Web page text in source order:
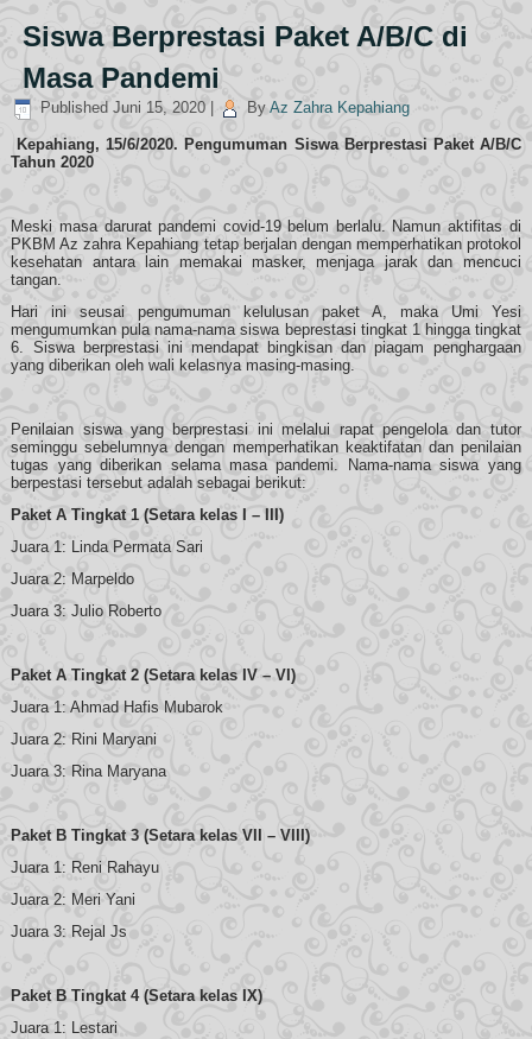
Siswa Berprestasi Paket A/B/C di
Masa Pandemi
Published Juni 15, 2020 By Az Zahra Kepahiang
Kepahiang, 15/6/2020. Pengumuman Siswa Berprestasi Paket A/B/C
Tahun 2020
Meski masa darurat pandemi covid-19 belum berlalu. Namun aktifitas di
PKBM Az zahra Kepahiang tetap berjalan dengan memperhatikan protokol
kesehatan antara lain memakai masker, menjaga jarak dan mencuci
tangan.
Hari ini seusai pengumuman kelulusan paket A, maka Umi Yesi
mengumumkan pula nama-nama siswa beprestasi tingkat 1 hingga tingkat
6. Siswa berprestasi ini mendapat bingkisan dan piagam penghargaan
yang diberikan oleh wali kelasnya masing-masing.
Penilaian siswa yang berprestasi ini melalui rapat pengelola dan tutor
seminggu sebelumnya dengan memperhatikan keaktifatan dan penilaian
tugas yang diberikan selama masa pandemi. Nama-nama siswa yang
berpestasi tersebut adalah sebagai berikut:
Paket A Tingkat 1 (Setara kelas I – III)
Juara 1: Linda Permata Sari
Juara 2: Marpeldo
Juara 3: Julio Roberto
Paket A Tingkat 2 (Setara kelas IV – VI)
Juara 1: Ahmad Hafis Mubarok
Juara 2: Rini Maryani
Juara 3: Rina Maryana
Paket B Tingkat 3 (Setara kelas VII – VIII)
Juara 1: Reni Rahayu
Juara 2: Meri Yani
Juara 3: Rejal Js
Paket B Tingkat 4 (Setara kelas IX)
Juara 1: Lestari